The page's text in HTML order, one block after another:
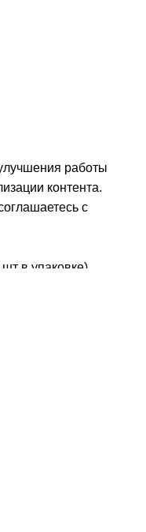
работы
контента.
с